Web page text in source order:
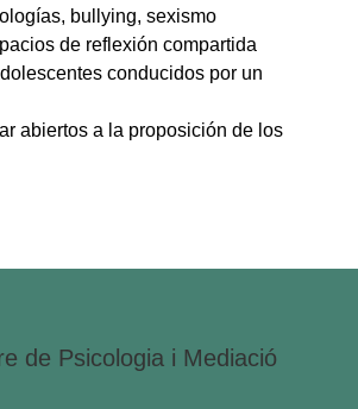
bullying, sexismo
de reflexión compartida
conducidos por un
abiertos a la proposición de los